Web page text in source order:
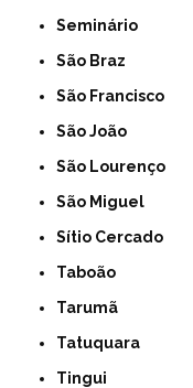
Seminário
São Braz
São Francisco
São João
São Lourenço
São Miguel
Sítio Cercado
Taboão
Tarumã
Tatuquara
Tingui